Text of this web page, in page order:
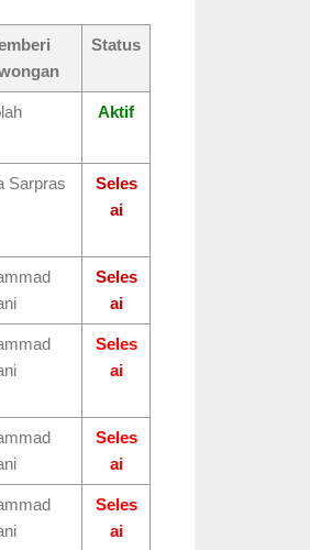
Status
Aktif
Sarpras
Seles
ai
Seles
ai
Seles
ai
Seles
ai
Seles
ai